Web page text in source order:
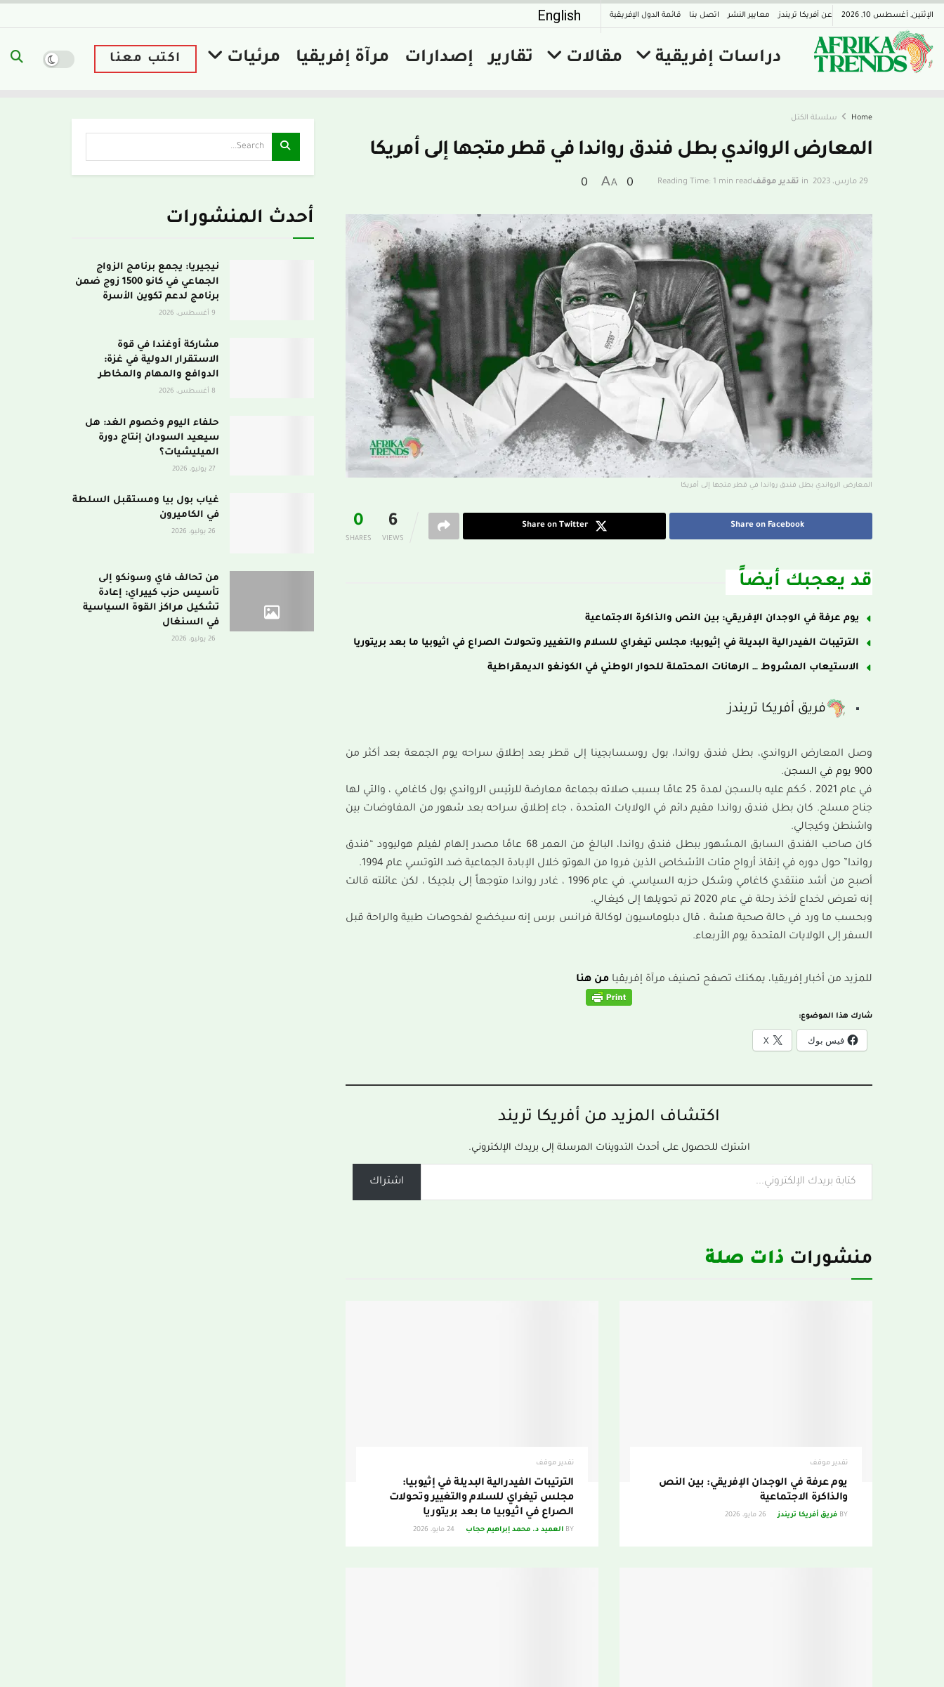
الإثنين, أغسطس 10, 2026 عن أفريكا تريندز معايير النشر اتصل بنا قائمة الدول الإفريقية English
دراسات إفريقية مقالات تقارير إصدارات مرآة إفريقيا مرئيات اكتب معنا
Home سلسلة الكتل
المعارض الرواندي بطل فندق رواندا في قطر متجها إلى أمريكا
29 مارس، 2023 in تقدير موقفReading Time: 1 min read
0
A
A
المعارض الرواندي بطل فندق رواندا في قطر متجها إلى أمريكا
0
SHARES
6
VIEWS
Share on Facebook
Share on Twitter
قد يعجبك أيضاً
يوم عرفة في الوجدان الإفريقي: بين النص والذاكرة الاجتماعية
الترتيبات الفيدرالية البديلة في إثيوبيا: مجلس تيغراي للسلام والتغيير وتحولات الصراع في اثيوبيا ما بعد بريتوريا
الاستيعاب المشروط … الرهانات المحتملة للحوار الوطني في الكونغو الديمقراطية
فريق أفريكا تريندز
وصل المعارض الرواندي، بطل فندق رواندا، بول روسسابجينا إلى قطر بعد إطلاق سراحه يوم الجمعة بعد أكثر من
900 يوم في السجن
.
في عام 2021 ، حُكم عليه بالسجن لمدة 25 عامًا بسبب صلاته بجماعة معارضة للرئيس الرواندي بول كاغامي ، والتي لها
جناح مسلح. كان بطل فندق رواندا مقيم دائم في الولايات المتحدة ، جاء إطلاق سراحه بعد شهور من المفاوضات بين
واشنطن وكيجالي.
كان صاحب الفندق السابق المشهور ببطل فندق رواندا، البالغ من العمر 68 عامًا مصدر إلهام لفيلم هوليوود “فندق
رواندا” حول دوره في إنقاذ أرواح مئات الأشخاص الذين فروا من الهوتو خلال الإبادة الجماعية ضد التوتسي عام 1994.
أصبح من أشد منتقدي كاغامي وشكل حزبه السياسي. في عام 1996 ، غادر رواندا متوجهاً إلى بلجيكا ، لكن عائلته قالت
إنه تعرض لخداع لأخذ رحلة في عام 2020 تم تحويلها إلى كيغالي.
وبحسب ما ورد في حالة صحية هشة ، قال دبلوماسيون لوكالة فرانس برس إنه سيخضع لفحوصات طبية والراحة قبل
السفر إلى الولايات المتحدة يوم الأربعاء.
للمزيد من أخبار إفريقيا، يمكنك تصفح تصنيف مرآة إفريقيا من هنا
شارك هذا الموضوع:
فيس بوك X
اكتشاف المزيد من أفريكا تريند
اشترك للحصول على أحدث التدوينات المرسلة إلى بريدك الإلكتروني.
اشتراك
منشورات ذات صلة
تقدير موقف
يوم عرفة في الوجدان الإفريقي: بين النص
والذاكرة الاجتماعية
BY فريق أفريكا تريندز
تقدير موقف
الترتيبات الفيدرالية البديلة في إثيوبيا:
مجلس تيغراي للسلام والتغيير وتحولات
الصراع في اثيوبيا ما بعد بريتوريا
BY العميد د. محمد إبراهيم حجاب
أحدث المنشورات
نيجيريا: يجمع برنامج الزواج
الجماعي في كانو 1500 زوج ضمن
برنامج لدعم تكوين الأسرة
مشاركة أوغندا في قوة
الاستقرار الدولية في غزة:
الدوافع والمهام والمخاطر
حلفاء اليوم وخصوم الغد: هل
سيعيد السودان إنتاج دورة
الميليشيات؟
غياب بول بيا ومستقبل السلطة
في الكاميرون
من تحالف فاي وسونكو إلى
تأسيس حزب كييراي: إعادة
تشكيل مراكز القوة السياسية
في السنغال